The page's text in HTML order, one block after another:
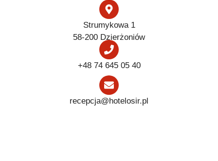
Strumykowa 1
58-200 Dzierżoniów
+48 74 645 05 40
recepcja@hotelosir.pl